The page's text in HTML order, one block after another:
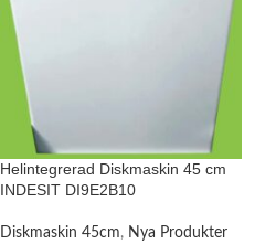
Helintegrerad Diskmaskin 45 cm
INDESIT DI9E2B10
Diskmaskin 45cm, Nya Produkter